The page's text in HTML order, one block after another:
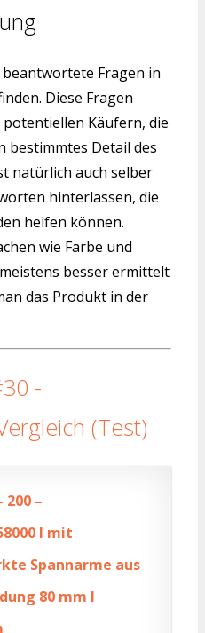
Fragen in
Diese Fragen
Käufern, die
bestimmtes Detail des
natürlich auch selber
hinterlassen, die
helfen können.
wie Farbe und
besser ermittelt
das Produkt in der
-
(Test)
–
I mit
Spannarme aus
80 mm I